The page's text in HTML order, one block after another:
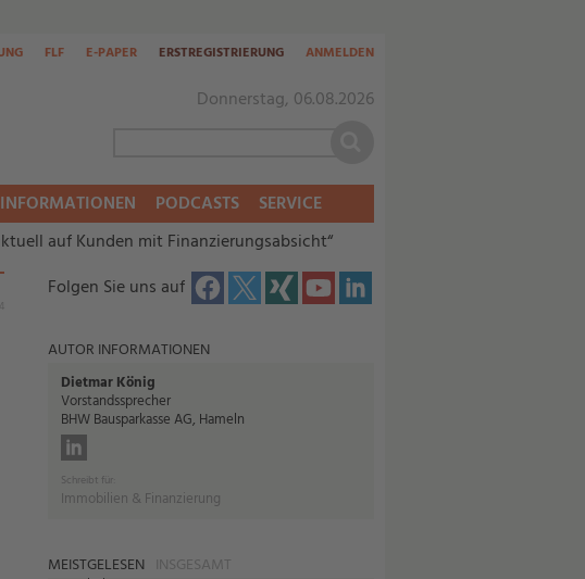
Donnerstag, 06.08.2026
FLF E-PAPER ERSTREGISTRIERUNG ANMELDEN
auf Kunden mit Finanzierungsabsicht“
Folgen Sie uns auf
AUTOR INFORMATIONEN
Dietmar König
Vorstandssprecher
BHW Bausparkasse AG, Hameln
Schreibt für:
Immobilien & Finanzierung
MEISTGELESEN INSGESAMT
PODCASTS SERVICE